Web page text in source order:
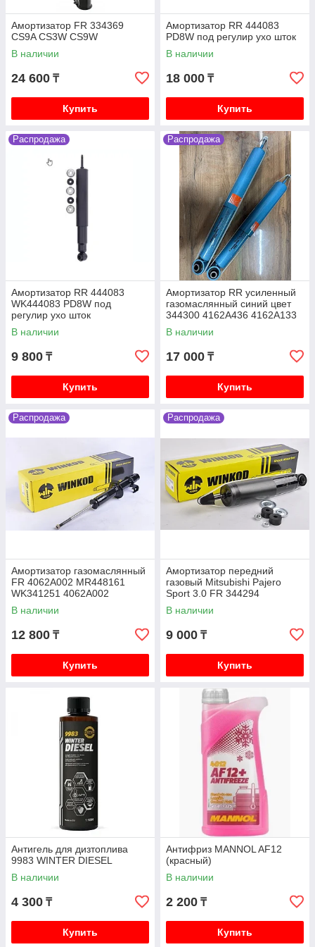
V88W V98W
Mitsubishi Delica (кирпич, квадратная) 1991-1997
V2.5 4D56 дизель P25W P35W
Mitsubishi Delica (булка) 1996-2003 V2.4 4G64
бензин PF4W PD4W
бензин PF6W PD6W
Mitsubishi Delica (булка) 1996-2003 V2.8 4M40
дизель PE8W PD8W
Mitsubishi Outlander 1 2003-2006 2.4 4G64
(Mivec) бензин CU4W CU5W
Mitsubishi Outlander 2 XL 2005-2012 2.0 4B11,
2.4 4B12, 3.0 6B31 бензин CW4W CW5W CW6W
Mitsubishi Outlander 3 2006-2011 2.0 4B11, 2.4
4B12, 3.0 6B31 бензин GF2W GF3W
Mitsubishi L200 2 поколение 1996-2007 2.5
4D56T K74T
Mitsubishi L200 2005-2018 2.5 4D56 дизель KB4T
Mitsubishi ASX 2010- 1.6 4A92 бензин GA1W, 2.0
4B11 4J11 бензин GA2W
Mitsubishi Lancer X (10) 2007-2017 1.8 4B10
Mitsubishi Pajero iO 1996-2003 1.8 4G93 бензин,
2.0 4G94 бензин, H66W H76W
Mitsubishi Pajero Junior 1996-2003 1.1 4A31
бензин E33A
Mitsubishi Galant седан VII 1992-1998 1.8 4G93
бензин E52A, 2.0 4G63 бензин E55A
Амортизатор FR 334369
CS9A CS3W CS9W
В наличии
24 600 ₸
Купить
Амортизатор RR 444083
PD8W под регулир ухо шток
В наличии
18 000 ₸
Купить
Распродажа
Амортизатор RR 444083
WK444083 PD8W под
регулир ухо шток
В наличии
9 800 ₸
Купить
Распродажа
Амортизатор RR усиленный
газомаслянный синий цвет
344300 4162A436 4162A133
SRR344300
В наличии
17 000 ₸
Купить
Распродажа
Амортизатор газомаслянный
FR 4062A002 MR448161
WK341251 4062A002
4062A024 341251 4062A0
В наличии
12 800 ₸
Купить
Распродажа
Амортизатор передний
газовый Mitsubishi Pajero
Sport 3.0 FR 344294
W344294SA
В наличии
9 000 ₸
Купить
Антигель для дизтоплива
9983 WINTER DIESEL
В наличии
4 300 ₸
Купить
Антифриз MANNOL AF12
(красный)
В наличии
2 200 ₸
Купить